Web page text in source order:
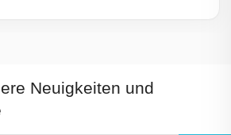
Neuigkeiten und